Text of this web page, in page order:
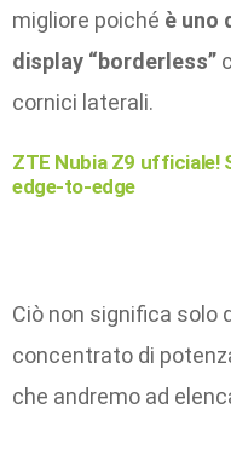
migliore poiché è uno
display “borderless”
cornici laterali.
ZTE Nubia Z9 ufficiale!
edge-to-edge
Ciò non significa solo
concentrato di
che andremo ad